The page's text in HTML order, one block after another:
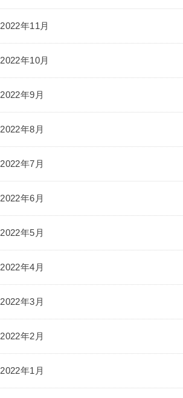
2022年11月
2022年10月
2022年9月
2022年8月
2022年7月
2022年6月
2022年5月
2022年4月
2022年3月
2022年2月
2022年1月